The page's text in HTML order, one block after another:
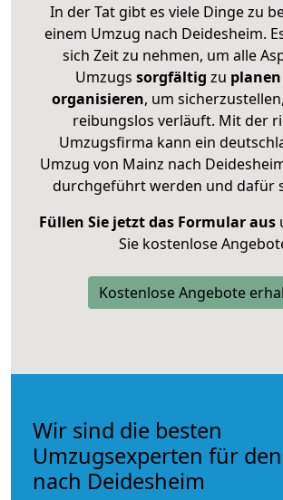
In der Tat gibt es viele Dinge zu
einem Umzug nach Deidesheim.
sich Zeit zu nehmen, um alle
Umzugs sorgfältig zu planen
organisieren, um
reibungslos verläuft. Mit der
Umzugsfirma kann ein
Umzug von Mainz nach
durchgeführt werden und dafür
Füllen Sie jetzt das Formular aus
Sie kostenlose
Kostenlose Angebote
Wir sind die besten
Umzugsexperten für
nach Deidesheim